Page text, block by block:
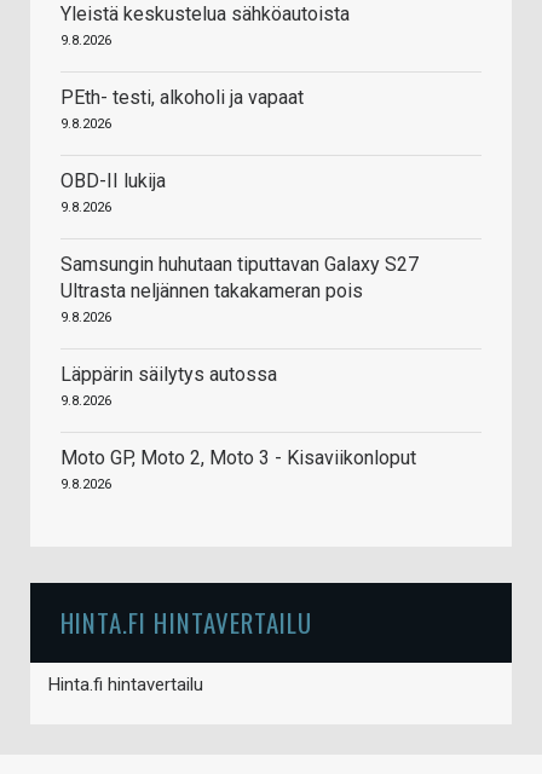
Yleistä keskustelua sähköautoista
9.8.2026
PEth- testi, alkoholi ja vapaat
9.8.2026
OBD-II lukija
9.8.2026
Samsungin huhutaan tiputtavan Galaxy S27
Ultrasta neljännen takakameran pois
9.8.2026
Läppärin säilytys autossa
9.8.2026
Moto GP, Moto 2, Moto 3 - Kisaviikonloput
9.8.2026
HINTA.FI HINTAVERTAILU
Hinta.fi hintavertailu